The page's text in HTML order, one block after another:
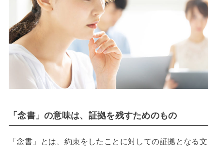
「念書」の意味は、証拠を残すためのもの
「念書」とは、約束をしたことに対しての証拠となる文